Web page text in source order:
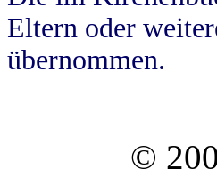
Eltern oder
übernommen.
©